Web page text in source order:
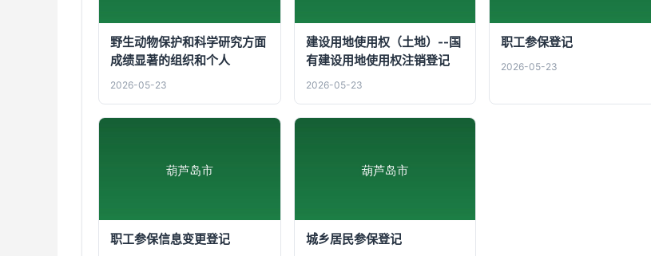
野生动物保护和科学研究方面
成绩显著的组织和个人
2026-05-23
建设用地使用权（土地）--国
有建设用地使用权注销登记
2026-05-23
职工参保登记
2026-05-23
职工参保信息变更登记 城乡居民参保登记